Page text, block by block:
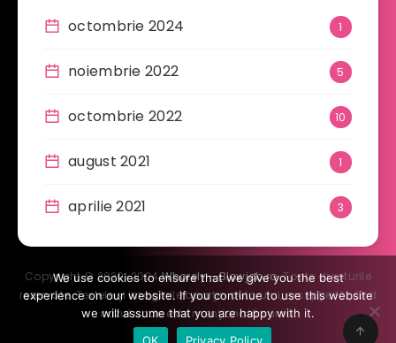
octombrie 2024 1
noiembrie 2022 5
octombrie 2022 10
august 2021 1
aprilie 2021 3
Copyright © 2020-2024Whorely - Blowjob.ro. Toate drepturile
rezervate. Textele şi imaginile aparţin autorului, excepţie făcând
cazul unde este menţionată sursa.
We use cookies to ensure that we give you the best
experience on our website. If you continue to use this website
we will assume that you are happy with it.
OK
Privacy Policy